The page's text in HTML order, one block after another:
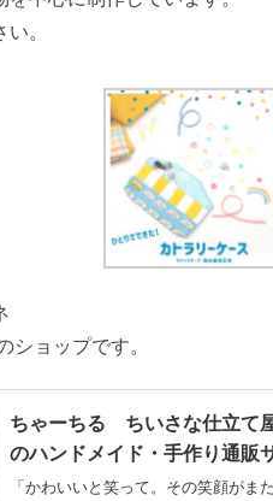
。
ショップです。
ちゃーちる ちいさな仕立て
のハンドメイド・手作り通販
「かわいいと笑って。その笑顔がま